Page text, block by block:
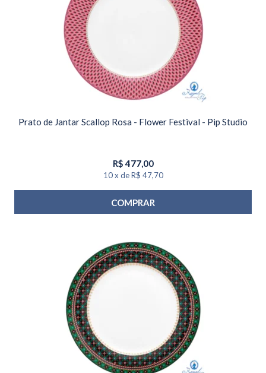
Prato de Jantar Scallop Rosa - Flower Festival - Pip Studio
R$477,00
10 x de R$ 47,70
COMPRAR